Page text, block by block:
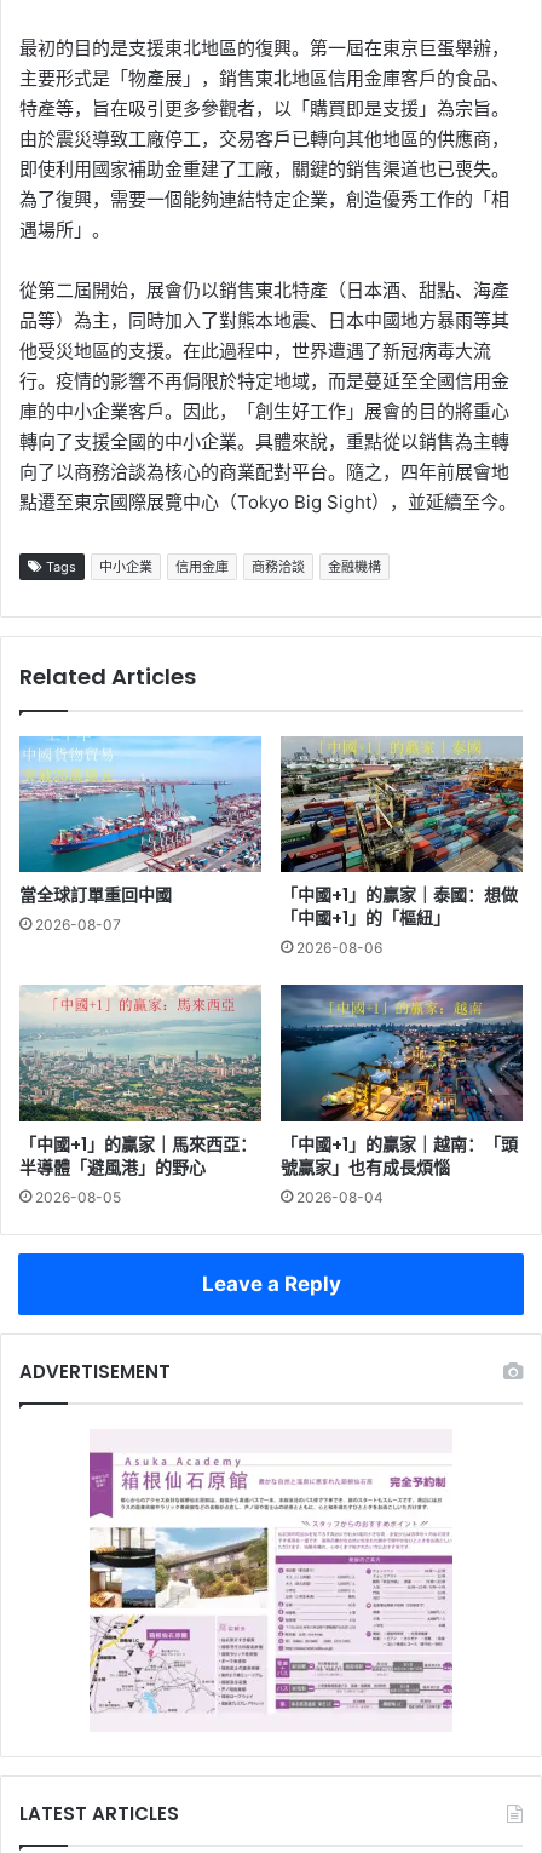
最初的目的是支援東北地區的復興。第一屆在東京巨蛋舉辦，
主要形式是「物產展」，銷售東北地區信用金庫客戶的食品、
特產等，旨在吸引更多參觀者，以「購買即是支援」為宗旨。
由於震災導致工廠停工，交易客戶已轉向其他地區的供應商，
即使利用國家補助金重建了工廠，關鍵的銷售渠道也已喪失。
為了復興，需要一個能夠連結特定企業，創造優秀工作的「相
遇場所」。
從第二屆開始，展會仍以銷售東北特產（日本酒、甜點、海產
品等）為主，同時加入了對熊本地震、日本中國地方暴雨等其
他受災地區的支援。在此過程中，世界遭遇了新冠病毒大流
行。疫情的影響不再侷限於特定地域，而是蔓延至全國信用金
庫的中小企業客戶。因此，「創生好工作」展會的目的將重心
轉向了支援全國的中小企業。具體來說，重點從以銷售為主轉
向了以商務洽談為核心的商業配對平台。隨之，四年前展會地
點遷至東京國際展覽中心（Tokyo Big Sight），並延續至今。
Tags 中小企業 信用金庫 商務洽談 金融機構
Related Articles
當全球訂單重回中國
2026-08-07
「中國+1」的贏家｜泰國：想做
「中國+1」的「樞紐」
2026-08-06
「中國+1」的贏家｜馬來西亞：
半導體「避風港」的野心
2026-08-05
「中國+1」的贏家｜越南：「頭
號贏家」也有成長煩惱
2026-08-04
Leave a Reply
ADVERTISEMENT
LATEST ARTICLES